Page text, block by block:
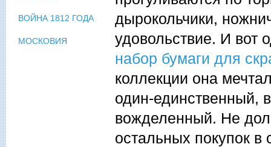
дырокольчики,
удовольствие. И вот
набор бумаги для
коллекции она
один-единственный,
вожделенный. Не
остальных покупок в
ВОЙНА 1812 ГОДА
МОСКОВИЯ